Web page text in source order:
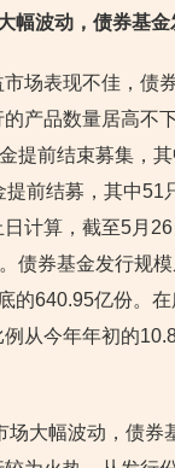
幅波动，债券基
场表现不佳，债
产品数量居高不
提前结束募集，其
提前结募，其中51
计算，截至5月
债券基金发行规
的640.95亿份。
从今年年初的
场大幅波动，债券